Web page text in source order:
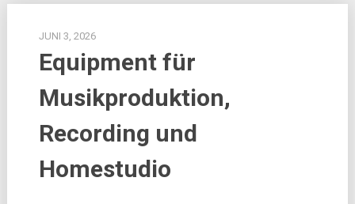
JUNI 3, 2026
Equipment für
Musikproduktion,
Recording und
Homestudio